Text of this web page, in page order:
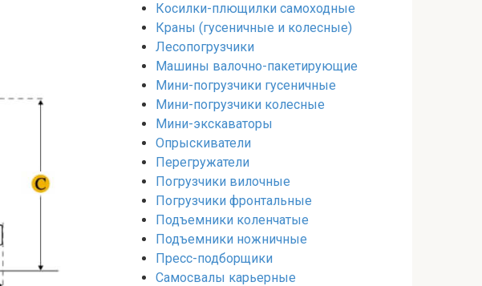
Косилки-плющилки самоходные
Краны (гусеничные и колесные)
Лесопогрузчики
Машины валочно-пакетирующие
Мини-погрузчики гусеничные
Мини-погрузчики колесные
Мини-экскаваторы
Опрыскиватели
Перегружатели
Погрузчики вилочные
Погрузчики фронтальные
Подъемники коленчатые
Подъемники ножничные
Пресс-подборщики
Самосвалы карьерные